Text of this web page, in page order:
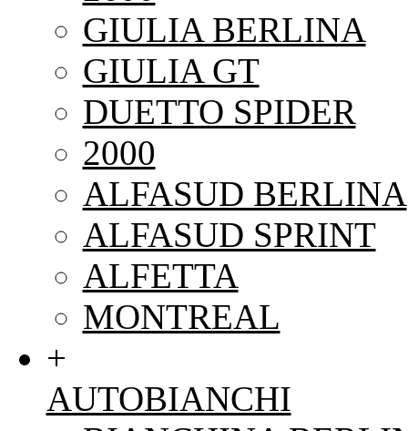
GIULIA BERLINA
GIULIA GT
DUETTO SPIDER
2000
ALFASUD BERLINA
ALFASUD SPRINT
ALFETTA
MONTREAL
+
AUTOBIANCHI